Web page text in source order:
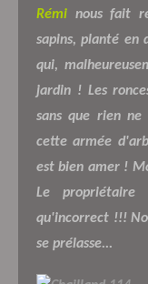
Rémi nous fait
sapins, planté en
qui,
jardin ! Les
sans que rien
cette armée
est bien amer !
Le
qu'incorrect !!!
se prélasse...